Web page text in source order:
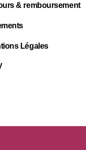
& remboursement
Légales